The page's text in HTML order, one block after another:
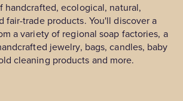
handcrafted, ecological, natural,
fair-trade products. You'll discover a
a variety of regional soap factories, a
jewelry, bags, candles, baby
cleaning products and more.